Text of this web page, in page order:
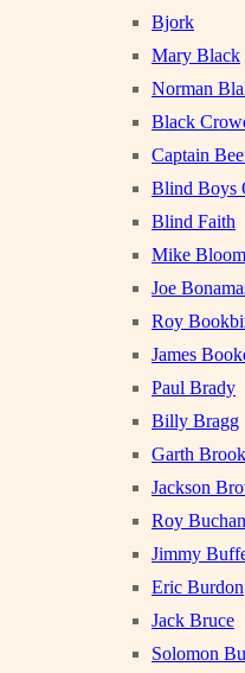
Bjork
Mary Black
Norman
Black
Captain
Blind Boys
Blind Faith
Mike
Joe
Roy
James
Paul Brady
Billy Bragg
Garth
Jackson
Roy
Jimmy
Eric Burdon
Jack Bruce
Solomon